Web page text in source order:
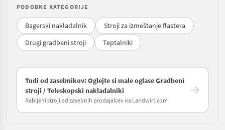
PODOBNE KATEGORIJE
Bagerski nakladalnik
Stroji za izmeštanje flastera
Drugi gradbeni stroji
Teptalniki
Tudi od zasebnikov: Oglejte si male oglase Gradbeni
stroji / Teleskopski nakladalniki
Rabljeni stroji od zasebnih prodajalcev na Landwirt.com